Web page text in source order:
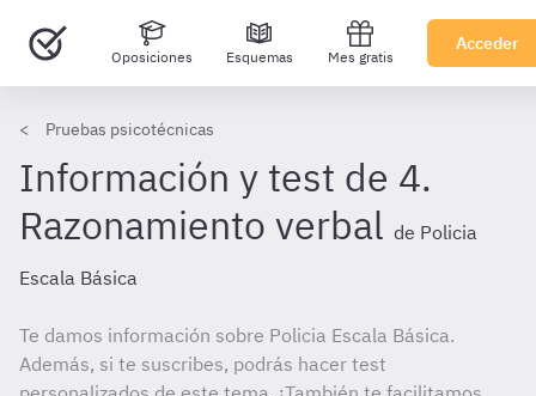
Oposiciones Esquemas Mes gratis
Acceder
Pruebas psicotécnicas
Información y test de 4.
Razonamiento verbal de Policia
Escala Básica
Te damos información sobre Policia Escala Básica.
Además, si te suscribes, podrás hacer test